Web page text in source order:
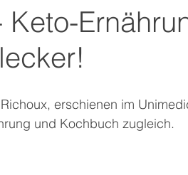
erschienen im
und Kochbuch zugleich.